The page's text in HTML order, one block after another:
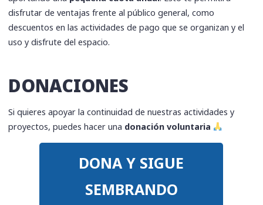
disfrutar de ventajas frente al público general, como
descuentos en las actividades de pago que se organizan y el
uso y disfrute del espacio.
DONACIONES
Si quieres apoyar la continuidad de nuestras actividades y
proyectos, puedes hacer una donación voluntaria
DONA Y SIGUE
SEMBRANDO